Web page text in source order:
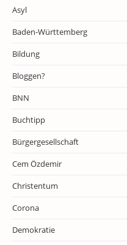
Asyl
Baden-Württemberg
Bildung
Bloggen?
BNN
Buchtipp
Bürgergesellschaft
Cem Özdemir
Christentum
Corona
Demokratie